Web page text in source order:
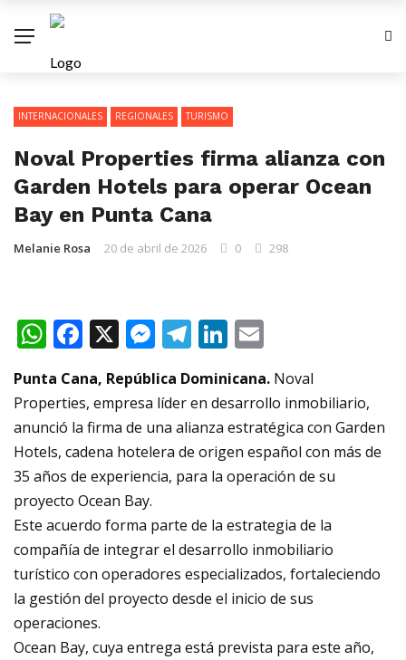
INTERNACIONALES REGIONALES TURISMO
Noval Properties firma alianza con
Garden Hotels para operar Ocean
Bay en Punta Cana
Melanie Rosa 20 de abril de 2026 0 298
WhatsApp
Facebook
X Messenger
Telegram
LinkedIn
Punta Cana, República Dominicana. Noval
Properties, empresa líder en desarrollo inmobiliario,
anunció la firma de una alianza estratégica con Garden
Hotels, cadena hotelera de origen español con más de
35 años de experiencia, para la operación de su
proyecto Ocean Bay.
Este acuerdo forma parte de la estrategia de la
compañía de integrar el desarrollo inmobiliario
turístico con operadores especializados, fortaleciendo
la gestión del proyecto desde el inicio de sus
operaciones.
Ocean Bay, cuya entrega está prevista para este año,